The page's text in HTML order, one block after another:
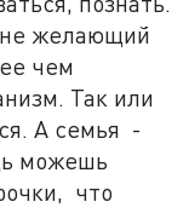
желающий
чем
Так или
А семья -
можешь
что